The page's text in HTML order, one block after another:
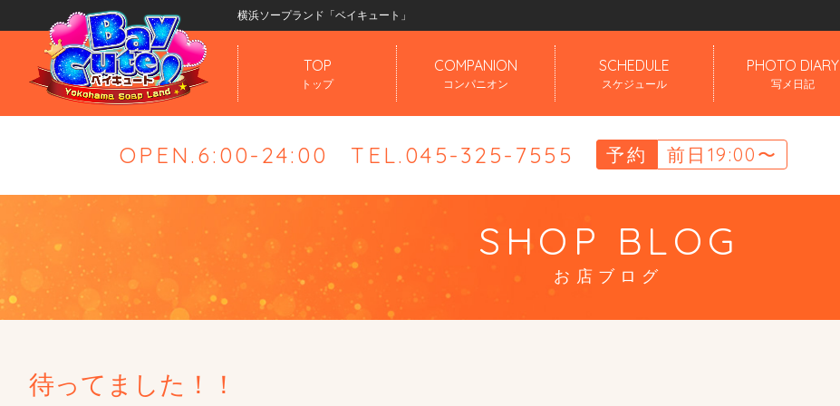
横浜ソープランド「ベイキュート」
TOP
トップ
COMPANION
コンパニオン
SCHEDULE
スケジュール
PHOTO DIARY
写メ日記
OPEN.6:00-24:00 TEL.045-325-7555 予約 前日19:00〜
SHOP BLOG
お店ブログ
待ってました！！